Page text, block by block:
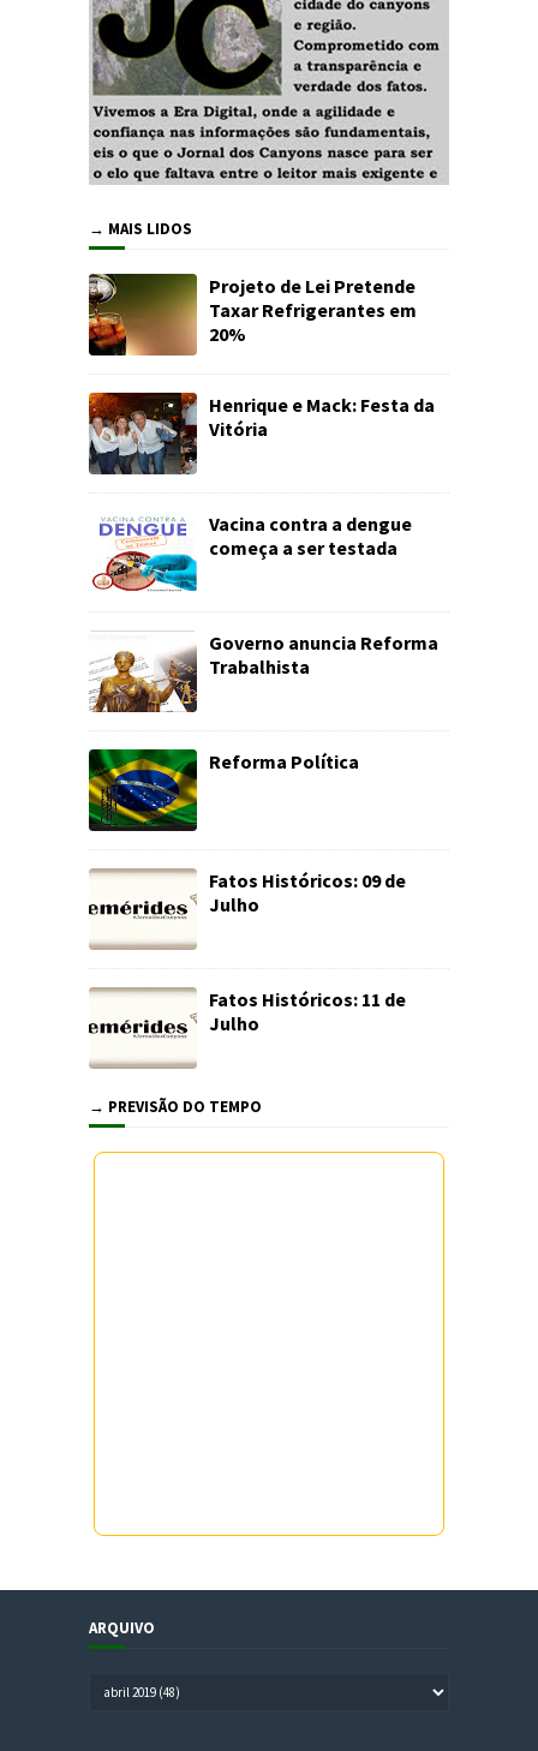
→ MAIS LIDOS
Projeto de Lei Pretende
Taxar Refrigerantes em
20%
Henrique e Mack: Festa da
Vitória
Vacina contra a dengue
começa a ser testada
Governo anuncia Reforma
Trabalhista
Reforma Política
Fatos Históricos: 09 de
Julho
Fatos Históricos: 11 de
Julho
→ PREVISÃO DO TEMPO
ARQUIVO